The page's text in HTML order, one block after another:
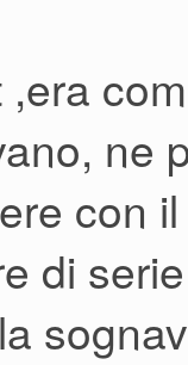
ne
con
di